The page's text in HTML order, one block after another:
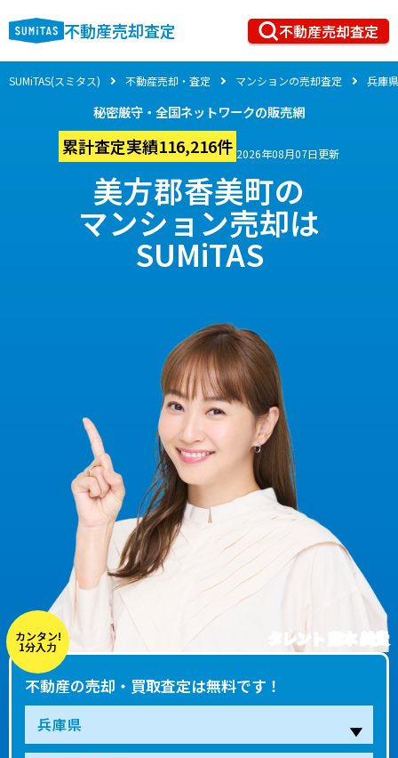
不動産売却査定 不動産売却査定
SUMiTAS(スミタス) 不動産売却・査定 マンションの売却査定 兵庫県
秘密厳守・全国ネットワークの販売網
累計査定実績116,216件 2026年08月07日更新
美方郡香美町の
マンション売却は
SUMiTAS
タレント 藤本 美貴
カンタン!
1分入力
不動産の売却・買取査定は無料です！